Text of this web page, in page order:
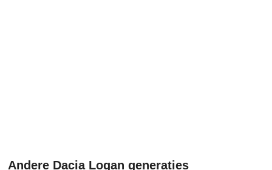
Andere Dacia Logan generaties